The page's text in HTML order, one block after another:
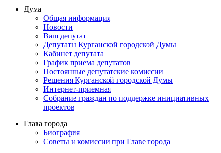
Дума
Общая информация
Новости
Ваш депутат
Депутаты Курганской городской Думы
Кабинет депутата
График приема депутатов
Постоянные депутатские комиссии
Решения Курганской городской Думы
Интернет-приемная
Собрание граждан по поддержке инициативных
проектов
Глава города
Биография
Советы и комиссии при Главе города